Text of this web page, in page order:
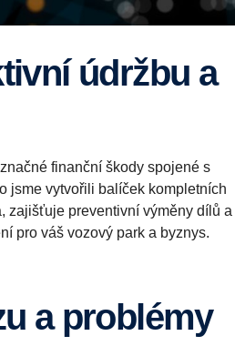
finanční škody spojené s
jsme vytvořili balíček kompletních
zajišťuje preventivní výměny dílů a
pro váš vozový park a byznys.